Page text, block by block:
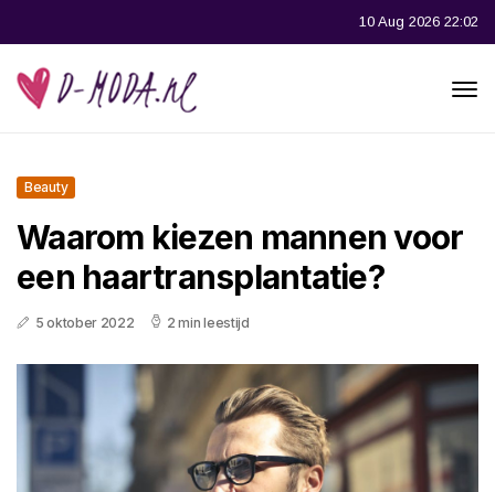
10 Aug 2026 22:02
Beauty
Waarom kiezen mannen voor
een haartransplantatie?
5 oktober 2022 2 min leestijd